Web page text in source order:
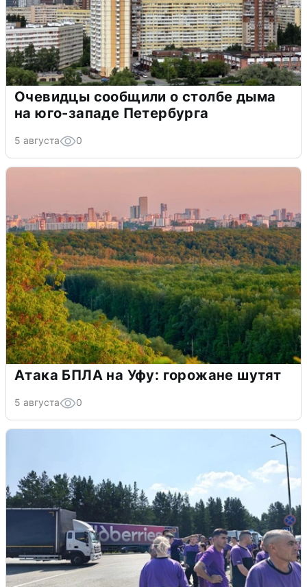
Очевидцы сообщили о столбе дыма
на юго-западе Петербурга
5 августа 0
Атака БПЛА на Уфу: горожане шутят
5 августа 0